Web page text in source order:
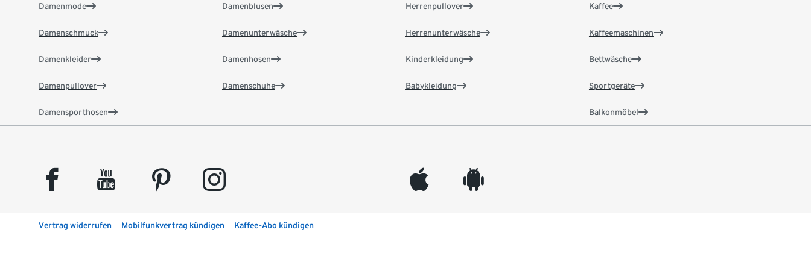
Damenmode
Damenschmuck
Damenkleider
Damenpullover
Damensporthosen
Damenblusen
Damenunterwäsche
Damenhosen
Damenschuhe
Herrenpullover
Herrenunterwäsche
Kinderkleidung
Babykleidung
Kaffee
Kaffeemaschinen
Bettwäsche
Sportgeräte
Balkonmöbel
facebook youtube pinterest instagram appleinc android
Vertrag widerrufen Mobilfunkvertrag kündigen Kaffee-Abo kündigen